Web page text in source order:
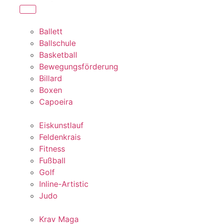
Ballett
Ballschule
Basketball
Bewegungsförderung
Billard
Boxen
Capoeira
Eiskunstlauf
Feldenkrais
Fitness
Fußball
Golf
Inline-Artistic
Judo
Krav Maga